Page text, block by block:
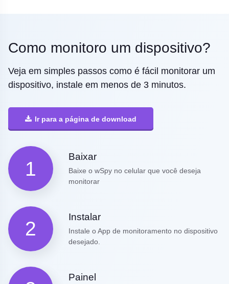
Como monitoro um dispositivo?
Veja em simples passos como é fácil monitorar um
dispositivo, instale em menos de 3 minutos.
Ir para a página de download
1
Baixar
Baixe o wSpy no celular que você deseja
monitorar
2
Instalar
Instale o App de monitoramento no dispositivo
desejado.
Painel